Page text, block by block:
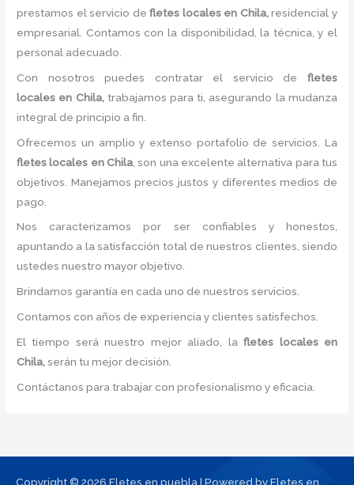
prestamos el servicio defletes localesen Chila,residencial y
empresarial. Contamos con la disponibilidad, la técnica, y el
personal adecuado.
Con nosotros puedes contratar el servicio de fletes
locales en Chila, trabajamos para ti, asegurando la mudanza
integral de principio a fin.
Ofrecemos un amplio y extenso portafolio de servicios. La
fletes locales en Chila , son una excelente alternativa para tus
objetivos. Manejamos precios justos y diferentes medios de
pago.
Nos caracterizamos por ser confiables y honestos,
apuntando a la satisfacción total de nuestros clientes, siendo
ustedes nuestro mayor objetivo.
Brindamos garantía en cada uno de nuestros servicios.
Contamos con años de experiencia y clientes satisfechos.
El tiempo será nuestro mejor aliado, lafletes localesen
Chila,serán tu mejor decisión.
Contáctanos para trabajar con profesionalismo y eficacia.
Copyright © 2026 Fletes en puebla | Powered by Fletes en